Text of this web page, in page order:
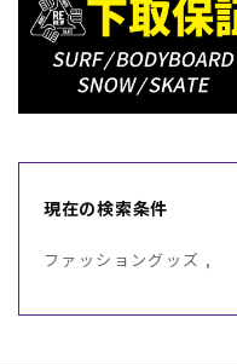
現在の検索条件
ファッショングッズ ,